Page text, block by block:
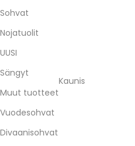
Sohvat
Nojatuolit
UUSI
Sängyt
Muut tuotteet
Kaunis
Vuodesohvat
Divaanisohvat